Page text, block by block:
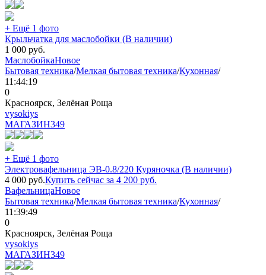
+ Ещё 1 фото
Крыльчатка для маслобойки (В наличии)
1 000 руб.
МаслобойкаНовое
Бытовая техника/Мелкая бытовая техника/Кухонная/
11:44:19
0
Красноярск, Зелёная Роща
vysokiys
МАГАЗИН349
+ Ещё 1 фото
Электровафельница ЭВ-0.8/220 Куряночка (В наличии)
4 000 руб.Купить сейчас за 4 200 руб.
ВафельницаНовое
Бытовая техника/Мелкая бытовая техника/Кухонная/
11:39:49
0
Красноярск, Зелёная Роща
vysokiys
МАГАЗИН349